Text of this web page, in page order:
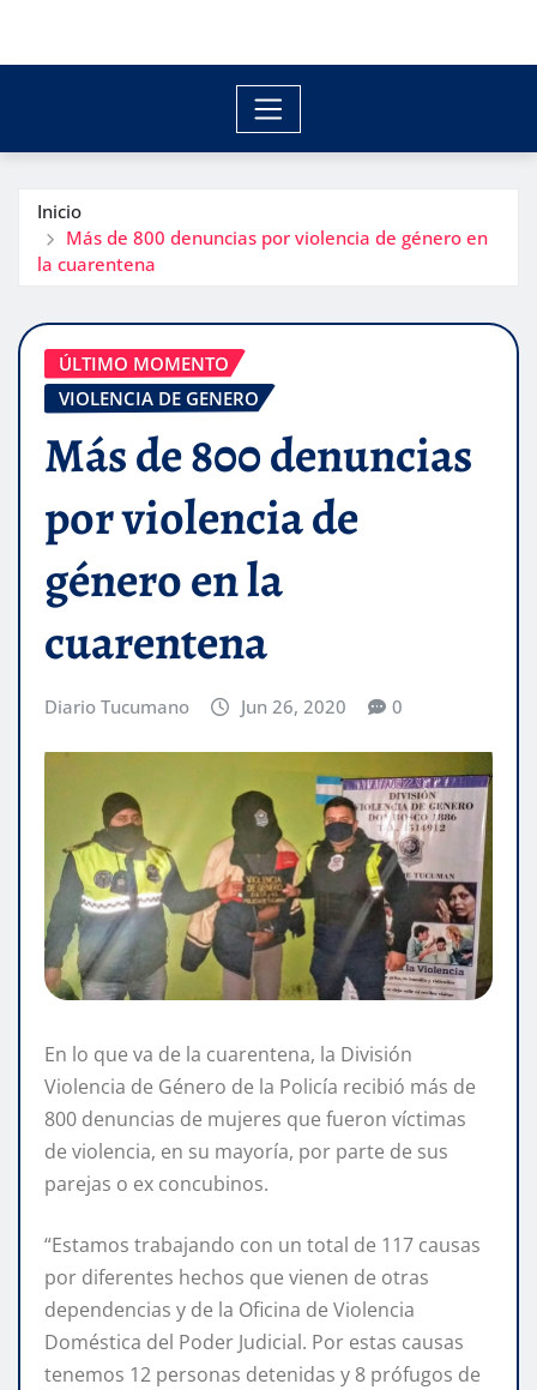
Inicio
Más de 800 denuncias por violencia de género en
la cuarentena
ÚLTIMO MOMENTO
VIOLENCIA DE GENERO
Más de 800 denuncias
por violencia de
género en la
cuarentena
Diario Tucumano Jun 26, 2020 0
En lo que va de la cuarentena, la División
Violencia de Género de la Policía recibió más de
800 denuncias de mujeres que fueron víctimas
de violencia, en su mayoría, por parte de sus
parejas o ex concubinos.
“Estamos trabajando con un total de 117 causas
por diferentes hechos que vienen de otras
dependencias y de la Oficina de Violencia
Doméstica del Poder Judicial. Por estas causas
tenemos 12 personas detenidas y 8 prófugos de